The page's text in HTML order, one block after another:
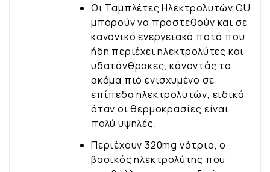
Οι Ταμπλέτες Ηλεκτρολυτών GU
μπορούν να προστεθούν και σε
κανονικό ενεργειακό ποτό που
ήδη περιέχει ηλεκτρολύτες και
υδατάνθρακες, κάνοντάς το
ακόμα πιό ενισχυμένο σε
επίπεδα ηλεκτρολυτών, ειδικά
όταν οι θερμοκρασίες είναι
πολύ υψηλές.
Περιέχουν 320mg νάτριο, ο
βασικός ηλεκτρολύτης που